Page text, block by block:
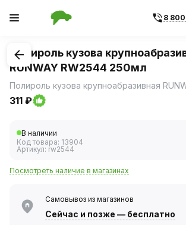
8
1/1
Полироль кузова
RUNWAY RW2544 250мл
311 ₽
В наличии
Код товара: 13904
Артикул: rw2544
Посмотреть наличие в магазинах
Самовывоз из магазинов
Сейчас и позже — бесплатно